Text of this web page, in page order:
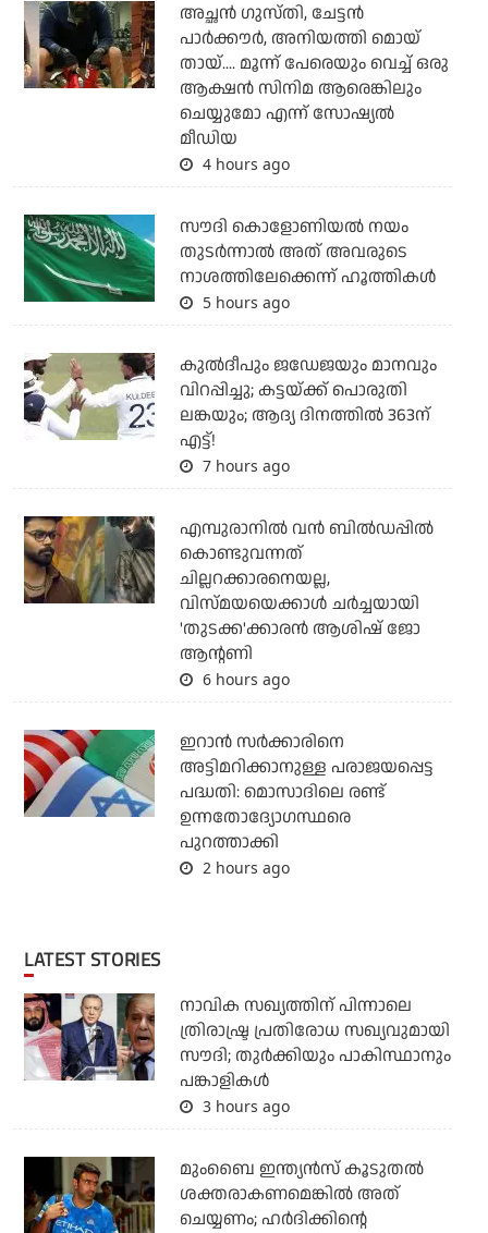
അച്ഛന്‍ ഗുസ്തി, ചേട്ടന്‍
പാര്‍ക്കൗര്‍, അനിയത്തി മൊയ്
തായ്.... മൂന്ന് പേരെയും വെച്ച് ഒരു
ആക്ഷന്‍ സിനിമ ആരെങ്കിലും
ചെയ്യുമോ എന്ന് സോഷ്യല്‍
മീഡിയ
4 hours ago
സൗദി കൊളോണിയല്‍ നയം
തുടര്‍ന്നാല്‍ അത് അവരുടെ
നാശത്തിലേക്കെന്ന് ഹൂത്തികള്‍
5 hours ago
കുല്‍ദീപും ജഡേജയും മാനവും
വിറപ്പിച്ചു; കട്ടയ്ക്ക് പൊരുതി
ലങ്കയും; ആദ്യ ദിനത്തില്‍ 363ന്
എട്ട്!
7 hours ago
എമ്പുരാനില്‍ വന്‍ ബില്‍ഡപ്പില്‍
കൊണ്ടുവന്നത്
ചില്ലറക്കാരനെയല്ല,
വിസ്മയയെക്കാള്‍ ചര്‍ച്ചയായി
'തുടക്ക'ക്കാരന്‍ ആശിഷ് ജോ
ആന്റണി
6 hours ago
ഇറാന്‍ സര്‍ക്കാരിനെ
അട്ടിമറിക്കാനുള്ള പരാജയപ്പെട്ട
പദ്ധതി: മൊസാദിലെ രണ്ട്
ഉന്നതോദ്യോഗസ്ഥരെ
പുറത്താക്കി
2 hours ago
LATEST STORIES
നാവിക സഖ്യത്തിന് പിന്നാലെ
ത്രിരാഷ്ട്ര പ്രതിരോധ സഖ്യവുമായി
സൗദി; തുര്‍ക്കിയും പാകിസ്ഥാനും
പങ്കാളികള്‍
3 hours ago
മുംബൈ ഇന്ത്യന്‍സ് കൂടുതല്‍
ശക്തരാകണമെങ്കില്‍ അത്
ചെയ്യണം; ഹര്‍ദിക്കിന്റെ